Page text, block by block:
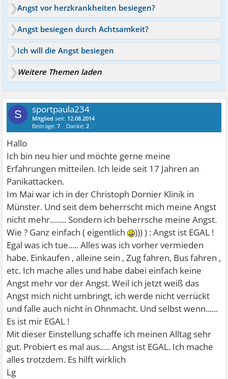
Angst vor herzkrankheiten besiegen?
Angst besiegen durch Achtsamkeit?
Ich will die Angst besiegen
Weitere Themen laden
S sportpaula234
Mitglied seit: 12.08.2014
Beiträge:7 Danke:2
Hallo
Ich bin neu hier und möchte gerne meine
Erfahrungen mitteilen. Ich leide seit 17 Jahren an
Panikattacken.
Im Mai war ich in der Christoph Dornier Klinik in
Münster. Und seit dem beherrscht mich meine Angst
nicht mehr........ Sondern ich beherrsche meine Angst.
Wie ? Ganz einfach ( eigentlich
))) ) : Angst ist EGAL !
Egal was ich tue..... Alles was ich vorher vermieden
habe. Einkaufen , alleine sein , Zug fahren, Bus fahren ,
etc. Ich mache alles und habe dabei einfach keine
Angst mehr vor der Angst. Weil ich jetzt weiß das
Angst mich nicht umbringt, ich werde nicht verrückt
und falle auch nicht in Ohnmacht. Und selbst wenn......
Es ist mir EGAL !
Mit dieser Einstellung schaffe ich meinen Alltag sehr
gut. Probiert es mal aus..... Angst ist EGAL. Ich mache
alles trotzdem. Es hilft wirklich
Lg